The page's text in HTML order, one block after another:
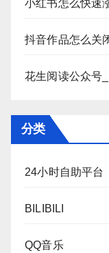
小红书怎么快速
抖音作品怎么关
花生阅读公众号
分类
24小时自助平台
BILIBILI
QQ音乐